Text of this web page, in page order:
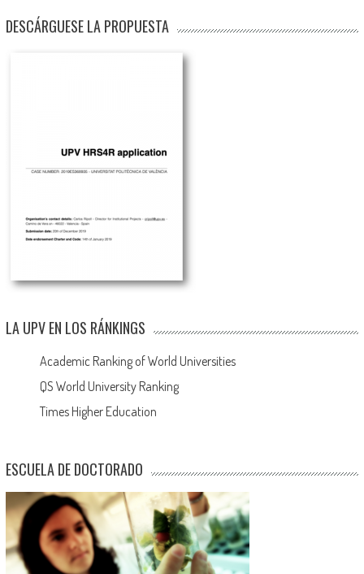
DESCÁRGUESE LA PROPUESTA
LA UPV EN LOS RÁNKINGS
Academic Ranking of World Universities
QS World University Ranking
Times Higher Education
ESCUELA DE DOCTORADO